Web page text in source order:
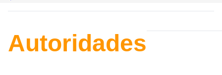
Autoridades